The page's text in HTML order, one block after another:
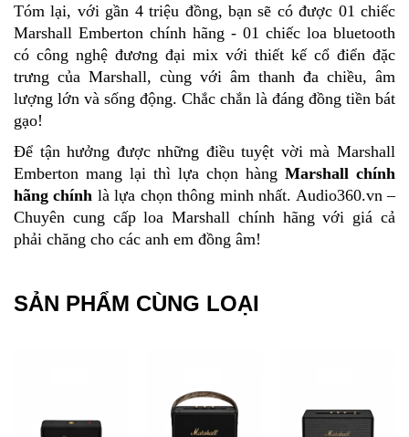
Tóm lại, với gần 4 triệu đồng, bạn sẽ có được 01 chiếc
Marshall Emberton chính hãng - 01 chiếc loa bluetooth
có công nghệ đương đại mix với thiết kế cổ điển đặc
trưng của Marshall, cùng với âm thanh đa chiều, âm
lượng lớn và sống động. Chắc chắn là đáng đồng tiền bát
gạo!
Để tận hưởng được những điều tuyệt vời mà Marshall
Emberton mang lại thì lựa chọn hàng Marshall chính
hãng chính là lựa chọn thông minh nhất. Audio360.vn –
Chuyên cung cấp loa Marshall chính hãng với giá cả
phải chăng cho các anh em đồng âm!
SẢN PHẨM CÙNG LOẠI